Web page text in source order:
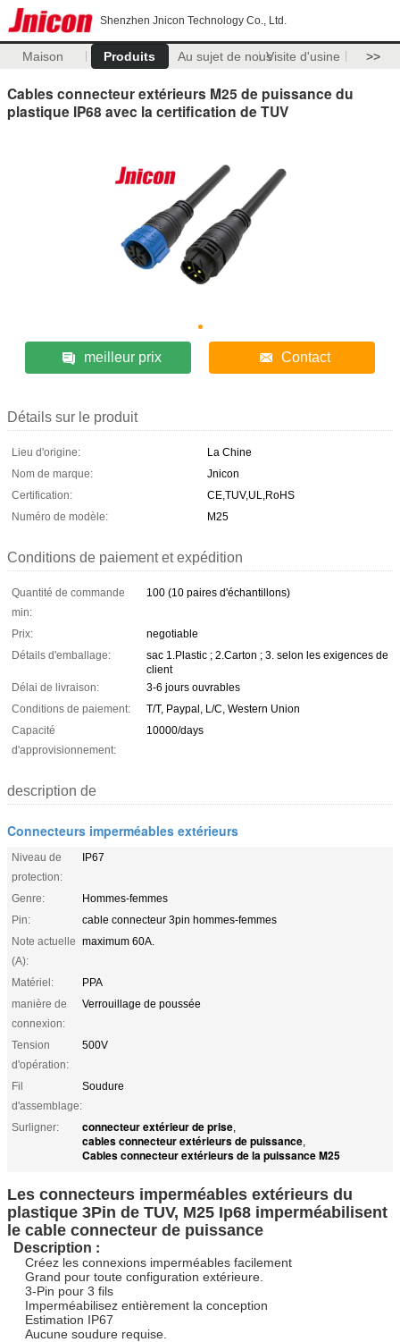
Shenzhen Jnicon Technology Co., Ltd.
Maison Produits Au sujet de nousVisite d'usine >>
Cables connecteur extérieurs M25 de puissance du
plastique IP68 avec la certification de TUV
meilleur prix Contact
Détails sur le produit
Lieu d'origine:
La Chine
Nom de marque:
Jnicon
Certification:
CE,TUV,UL,RoHS
Numéro de modèle:
M25
Conditions de paiement et expédition
Quantité de commande
min:
100 (10 paires d'échantillons)
Prix:
negotiable
Détails d'emballage:
sac 1.Plastic ; 2.Carton ; 3. selon les exigences de
client
Délai de livraison:
3-6 jours ouvrables
Conditions de paiement:
T/T, Paypal, L/C, Western Union
Capacité
d'approvisionnement:
10000/days
description de
Connecteurs imperméables extérieurs
Niveau de
protection:
IP67
Genre:
Hommes-femmes
Pin:
cable connecteur 3pin hommes-femmes
Note actuelle
(A):
maximum 60A.
Matériel:
PPA
manière de
connexion:
Verrouillage de poussée
Tension
d'opération:
500V
Fil
d'assemblage:
Soudure
Surligner: connecteur extérieur de prise,
cables connecteur extérieurs de puissance,
Cables connecteur extérieurs de la puissance M25
Les connecteurs imperméables extérieurs du
plastique 3Pin de TUV, M25 Ip68 imperméabilisent
le cable connecteur de puissance
Description :
Créez les connexions imperméables facilement
Grand pour toute configuration extérieure.
3-Pin pour 3 fils
Imperméabilisez entièrement la conception
Estimation IP67
Aucune soudure requise.